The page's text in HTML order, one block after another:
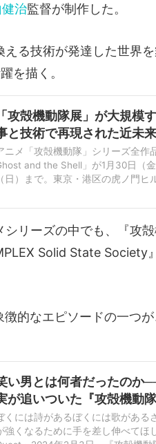
治監督が制作した。
える技術が発達した世界
を描く。
「攻殻機動隊展」が大規模
と技術で再現された近未来
ニメ「攻殻機動隊」シリーズ全作
and the Shell」が1月30日（
（日）まで。東京・港区の虎ノ門
「TOKYO NODE（東京ノード）」
、...
リーズの中でも、『攻
Solid State Society
的なエピソードの一つ
い男とは何者だったのか
が追いついた『攻殻機動隊
くには詩があるぼくには歌がある
強くなるために手を差し伸べて